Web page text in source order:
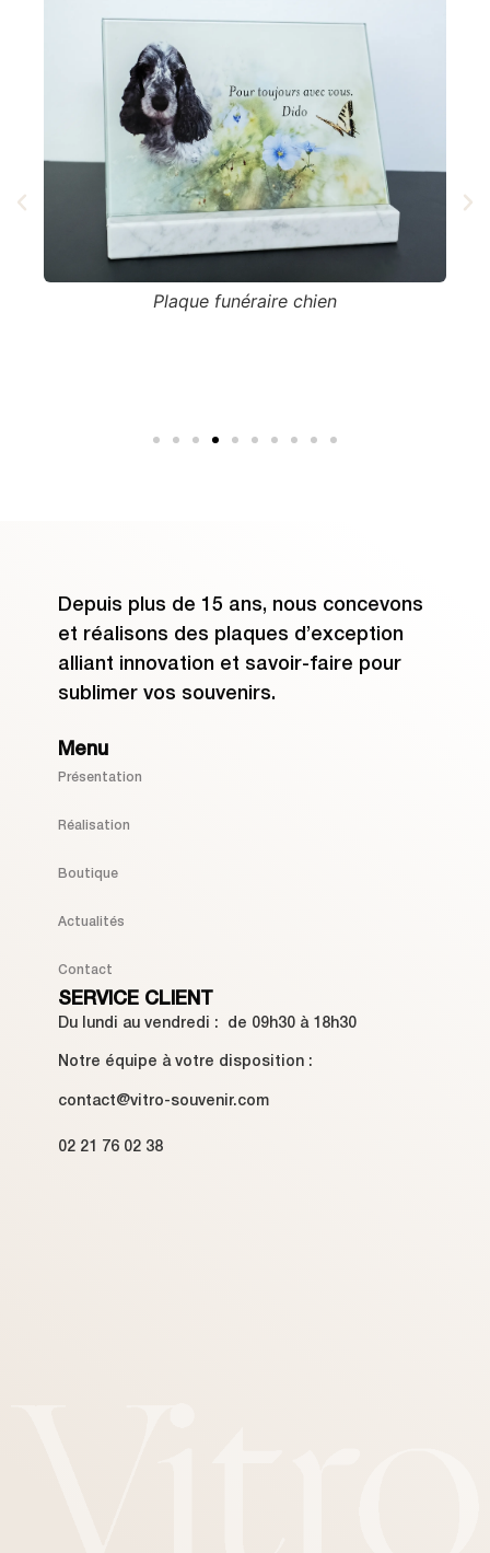
Plaque funéraire chien
Depuis plus de 15 ans, nous concevons
et réalisons des plaques d’exception
alliant innovation et savoir-faire pour
sublimer vos souvenirs.
Menu
Présentation
Réalisation
Boutique
Actualités
Contact
SERVICE CLIENT
Du lundi au vendredi : de 09h30 à 18h30
Notre équipe à votre disposition :
contact@vitro-souvenir.com
02 21 76 02 38